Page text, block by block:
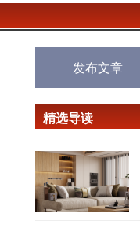
发布文章
精选导读